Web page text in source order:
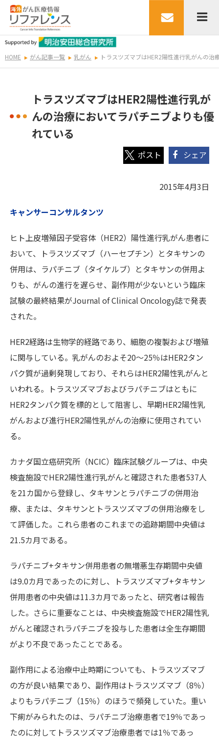
HOME がん記事一覧 乳がん トラスツズマブはHER2陽性進行乳がんの
トラスツズマブはHER2陽性進行乳が
んの治療においてラパチニブよりも優
れている
シェア
2015年4月3日
キャンサーコンサルタンツ
ヒト上皮増殖因子受容体（HER2）陽性進行乳がん患者に
おいて、トラスツズマブ（ハーセプチン）とタキサンの
併用は、ラパチニブ（タイケルブ）とタキサンの併用よ
りも、がんの進行を遅らせ、副作用が少ないという臨床
試験の最終結果がJournal of Clinical Oncology誌で発表
された。
HER2経路は生物学的経路であり、細胞の複製および増殖
に関与している。乳がんのおよそ20～25％はHER2タン
パク質が過剰発現しており、それらはHER2陽性乳がんと
いわれる。トラスツズマブおよびラパチニブはともに
HER2タンパク質を標的として阻害し、早期HER2陽性乳
がんおよび進行HER2陽性乳がんの治療に使用されてい
る。
カナダ国立癌研究所（NCIC）臨床試験グループは、中央
検査施設でHER2陽性進行乳がんと確認された患者537人
を21カ国から登録し、タキサンとラパチニブの併用治
療、または、タキサンとトラスツズマブの併用治療をし
て評価した。これら患者のこれまでの追跡期間中央値は
21.5カ月である。
ラパチニブ+タキサン併用患者の無増悪生存期間中央値
は9.0カ月であったのに対し、トラスツズマブ+タキサン
併用患者の中央値は11.3カ月であったと、研究者は報告
した。さらに重要なことは、中央検査施設でHER2陽性乳
がんと確認されラパチニブを投与した患者は全生存期間
がより不良であったことである。
副作用による治療中止時期についても、トラスツズマブ
の方が良い結果であり、副作用はトラスツズマブ（8％）
よりもラパチニブ（15％）のほうで頻発していた。重い
下痢がみられたのは、ラパチニブ治療患者で19％であっ
たのに対してトラスツズマブ治療患者では1％であっ